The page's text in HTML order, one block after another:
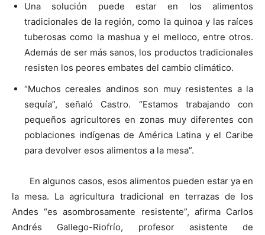
Una solución puede estar en los alimentos
tradicionales de la región, como la quinoa y las raíces
tuberosas como la mashua y el melloco, entre otros.
Además de ser más sanos, los productos tradicionales
resisten los peores embates del cambio climático.
“Muchos cereales andinos son muy resistentes a la
sequía”, señaló Castro. “Estamos trabajando con
pequeños agricultores en zonas muy diferentes con
poblaciones indígenas de América Latina y el Caribe
para devolver esos alimentos a la mesa”.
En algunos casos, esos alimentos pueden estar ya en
la mesa. La agricultura tradicional en terrazas de los
Andes “es asombrosamente resistente”, afirma Carlos
Andrés Gallego-Riofrío, profesor asistente de